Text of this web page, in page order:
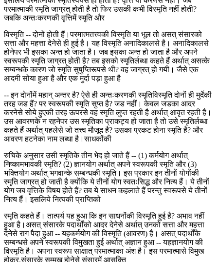
परमात्माकी स्मृति जाग्रत् होती है तो फिर उसकी कभी विस्मृति नहीं होती?
जबकि अन्तःकरणकी वृत्तिमें स्मृति और
विस्मृति -- दोनों होती हैं।परमात्मतत्त्वकी विस्मृति या भूल तो असत् संसारको
सत्ता और महत्ता देनेसे ही हुई है। यह विस्मृति अनादिकालसे है। अनादिकालसे
होनेपर भी इसका अन्त हो जाता है। जब इसका अन्त हो जाता है और अपने
स्वरूपकी स्मृति जाग्रत् होती है? तब इसको स्मृतिर्लब्धा कहते हैं अर्थात् असत्के
सम्बन्धके कारण जो स्मृति सुषुप्तिरूपसे थी? वह जाग्रत् हो गयी। जैसे एक
आदमी सोया हुआ है और एक मुर्दा पड़ा हुआ है
-- इन दोनोंमें महान् अन्तर है? ऐसे ही अन्तःकरणकी स्मृतिविस्मृति दोनों ही मुर्देकी
तरह जड हैं? पर स्वरूपकी स्मृति सुप्त है? जड नहीं। केवल जडका आदर
करनेसे सोये हुएकी तरह ऊपरसे वह स्मृति लुप्त रहती है अर्थात् आवृत रहती है।
उस आवरणके न रहनेपर उस स्मृतिका प्राकट्य हो जाता है तो उसे स्मृतिर्लब्धा
कहते हैं अर्थात् पहलेसे जो तत्त्व मौजूद है? उसका प्रकट होना स्मृति है? और
आवरण हटनेका नाम लब्धा है।साधकोंकी
रुचिके अनुसार उसी स्मृतिके तीन भेद हो जाते हैं -- (1) कर्मयोग अर्थात्
निष्कामभावकी स्मृति? (2) ज्ञानयोग अर्थात् अपने स्वरूपकी स्मृति और (3)
भक्तियोग अर्थात् भगवान्के सम्बन्धकी स्मृति। इस प्रकार इन तीनों योगोंकी
स्मृति जाग्रत् हो जाती है क्योंकि ये तीनों योग स्वतःसिद्ध और नित्य हैं। ये तीनों
योग जब वृत्तिके विषय होते हैं? तब ये साधन कहलाते हैं परन्तु स्वरूपसे ये तीनों
नित्य हैं। इसलिये नित्यकी प्राप्तिको
स्मृति कहते हैं। तात्पर्य यह हुआ कि इन साधनोंकी विस्मृति हुई है? अभाव नहीं
हुआ है।असत् संसारके पदार्थोंको आदर देनेसे अर्थात् उनको सत्ता और महत्ता
देनेसे राग पैदा हुआ -- यहकर्मयोग की विस्मृति (आवरण) है। असत् पदार्थोंके
सम्बन्धसे अपने स्वरूपकी विमुखता हुई अर्थात् अज्ञान हुआ -- यहज्ञानयोग की
विस्मृति है। अपना स्वरूप साक्षात् परमात्माका अंश है। इस परमात्मासे विमुख
होकर,संसारके सम्मुख होनेसे संसारमें आसक्ति